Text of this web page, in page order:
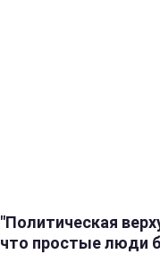
"Политическая
что простые люди